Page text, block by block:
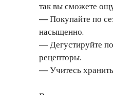
так вы сможете
— Покупайте по
насыщенно.
— Дегустируйте
рецепторы.
— Учитесь